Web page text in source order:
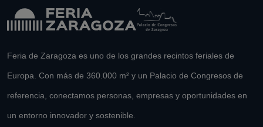
Feria de Zaragoza es uno de los grandes recintos feriales de
Europa. Con más de 360.000 m² y un Palacio de Congresos de
referencia, conectamos personas, empresas y oportunidades en
un entorno innovador y sostenible.